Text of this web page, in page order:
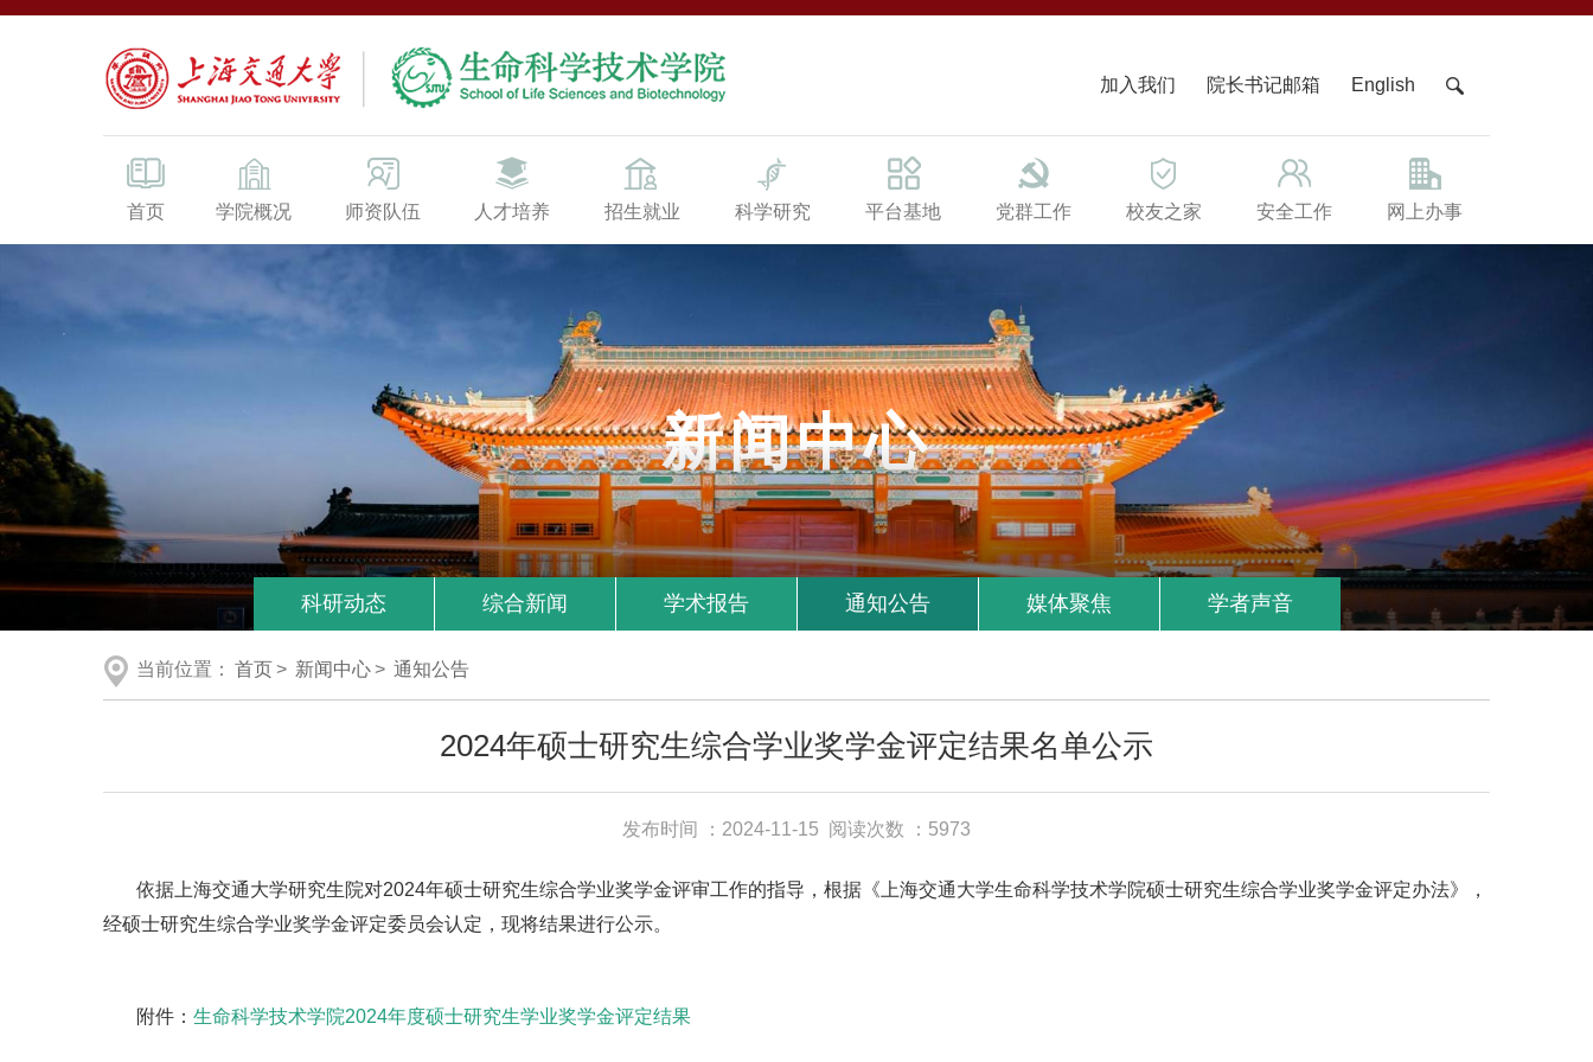
加入我们 院长书记邮箱 English
首页 学院概况 师资队伍 人才培养 招生就业 科学研究 平台基地 党群工作 校友之家 安全工作 网上办事
新闻中心
科研动态 综合新闻 学术报告 通知公告 媒体聚焦 学者声音
当前位置： 首页> 新闻中心> 通知公告
2024年硕士研究生综合学业奖学金评定结果名单公示
发布时间 ：2024-11-15 阅读次数 ：5973
依据上海交通大学研究生院对2024年硕士研究生综合学业奖学金评审工作的指导，根据《上海交通大学生命科学技术学院硕士研究生综合学业奖学金评定办法》，
经硕士研究生综合学业奖学金评定委员会认定，现将结果进行公示。
附件： 生命科学技术学院2024年度硕士研究生学业奖学金评定结果